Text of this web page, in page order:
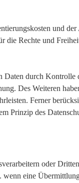
und
Rechte und
durch Kontrolle
Des Weiteren
Ferner
Prinzip des
oder
eine